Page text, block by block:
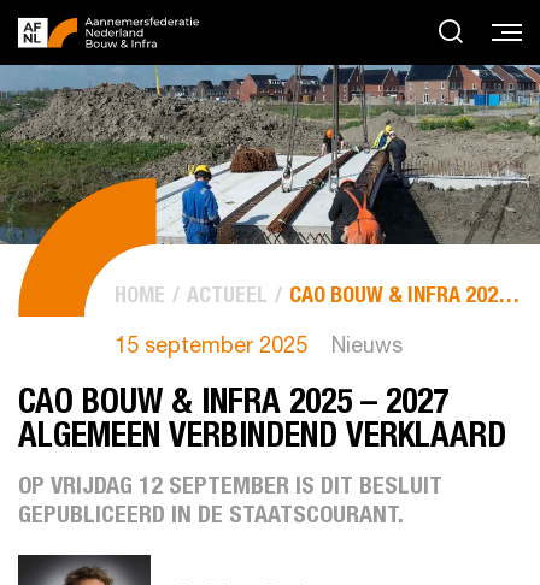
HOME ACTUEEL CAO BOUW & INFRA 2025 – 2027 ALGEMEEN VERBINDEND VERKLAARD
15 september 2025 Nieuws
CAO BOUW & INFRA 2025 – 2027
ALGEMEEN VERBINDEND VERKLAARD
OP VRIJDAG 12 SEPTEMBER IS DIT BESLUIT
GEPUBLICEERD IN DE STAATSCOURANT.